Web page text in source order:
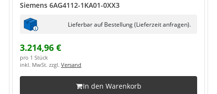
Siemens 6AG4112-1KA01-0XX3
Lieferbar auf Bestellung (Lieferzeit anfragen).
3.214,96 €
pro 1 Stück
inkl. MwSt. zzgl. Versand
In den Warenkorb